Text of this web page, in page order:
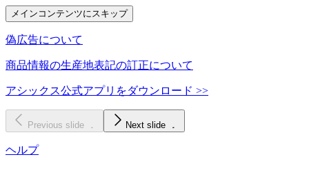
メインコンテンツにスキップ
偽広告について
商品情報の生産地表記の訂正について
アシックス公式アプリをダウンロード >>
Previous slide Next slide
ヘルプ